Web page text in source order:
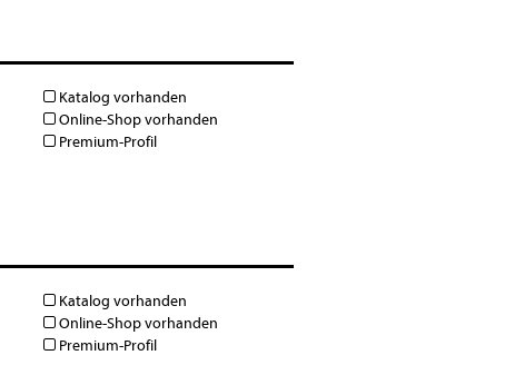
Katalog vorhanden
Online-Shop vorhanden
Premium-Profil
Katalog vorhanden
Online-Shop vorhanden
Premium-Profil